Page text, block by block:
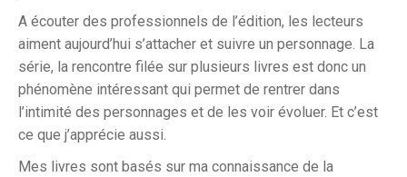
A écouter des professionnels de l’édition, les lecteurs
aiment aujourd’hui s’attacher et suivre un personnage. La
série, la rencontre filée sur plusieurs livres est donc un
phénomène intéressant qui permet de rentrer dans
l’intimité des personnages et de les voir évoluer. Et c’est
ce que j’apprécie aussi.
Mes livres sont basés sur ma connaissance de la